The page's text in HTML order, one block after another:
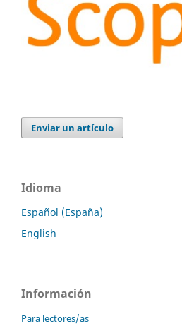
Enviar un artículo
Idioma
Español (España)
English
Información
Para lectores/as